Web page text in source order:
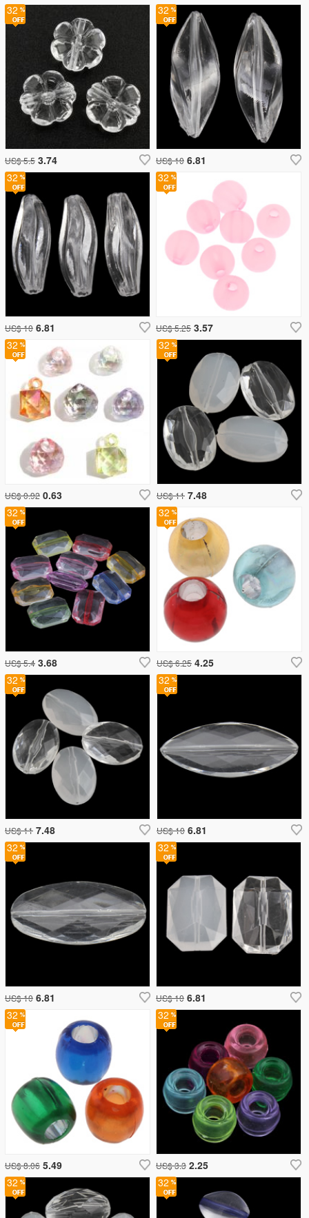
32
US$ 0.92 0.63
32
US$ 10 6.81
32
US$ 5.5 3.74
32
US$ 10 6.81
32
US$ 5.25 3.57
32
US$ 11 7.48
32
US$ 6.25 4.25
32
US$ 5.4 3.68
32
US$ 11 7.48
32
US$ 10 6.81
32
US$ 10 6.81
32
US$ 10 6.81
32
US$ 8.06 5.49
32
US$ 3.3 2.25
32
32